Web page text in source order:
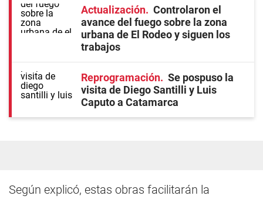
Actualización
Controlaron el
avance del fuego sobre la zona
urbana de El Rodeo y siguen los
trabajos
Reprogramación
Se pospuso la
visita de Diego Santilli y Luis
Caputo a Catamarca
Según explicó, estas obras facilitarán la